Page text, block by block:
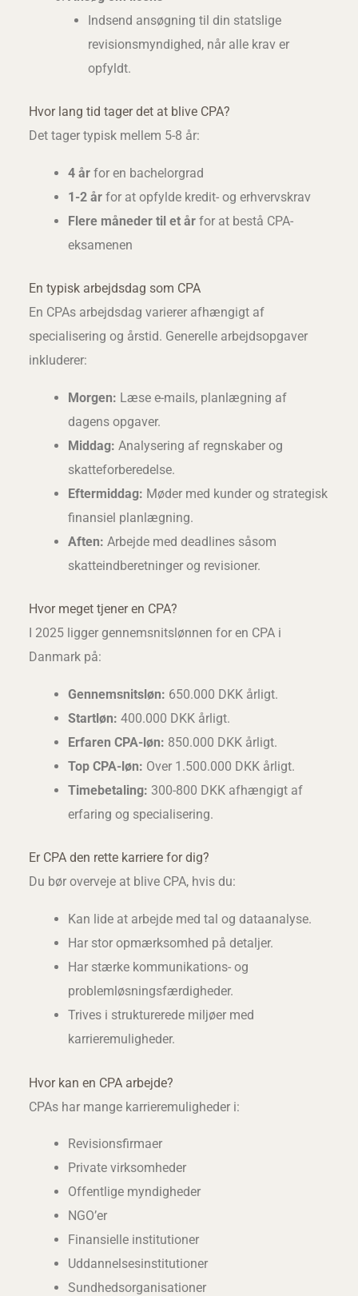
Indsend ansøgning til din statslige
revisionsmyndighed, når alle krav er
opfyldt.
Hvor lang tid tager det at blive CPA?
Det tager typisk mellem 5-8 år:
4 år for en bachelorgrad
1-2 år for at opfylde kredit- og erhvervskrav
Flere måneder til et år for at bestå CPA-
eksamenen
En typisk arbejdsdag som CPA
En CPAs arbejdsdag varierer afhængigt af
specialisering og årstid. Generelle arbejdsopgaver
inkluderer:
Morgen: Læse e-mails, planlægning af
dagens opgaver.
Middag: Analysering af regnskaber og
skatteforberedelse.
Eftermiddag: Møder med kunder og strategisk
finansiel planlægning.
Aften: Arbejde med deadlines såsom
skatteindberetninger og revisioner.
Hvor meget tjener en CPA?
I 2025 ligger gennemsnitslønnen for en CPA i
Danmark på:
Gennemsnitsløn: 650.000 DKK årligt.
Startløn: 400.000 DKK årligt.
Erfaren CPA-løn: 850.000 DKK årligt.
Top CPA-løn: Over 1.500.000 DKK årligt.
Timebetaling: 300-800 DKK afhængigt af
erfaring og specialisering.
Er CPA den rette karriere for dig?
Du bør overveje at blive CPA, hvis du:
Kan lide at arbejde med tal og dataanalyse.
Har stor opmærksomhed på detaljer.
Har stærke kommunikations- og
problemløsningsfærdigheder.
Trives i strukturerede miljøer med
karrieremuligheder.
Hvor kan en CPA arbejde?
CPAs har mange karrieremuligheder i:
Revisionsfirmaer
Private virksomheder
Offentlige myndigheder
NGO’er
Finansielle institutioner
Uddannelsesinstitutioner
Sundhedsorganisationer